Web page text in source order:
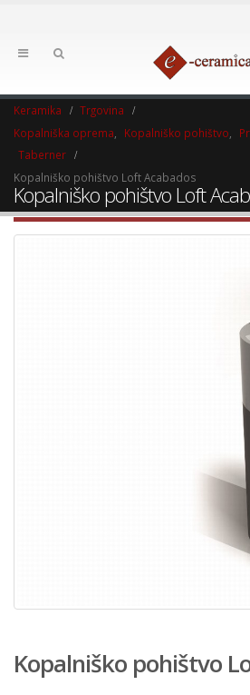
Keramika
Trgovina
Kopalniška oprema
Kopalniško pohištvo
Taberner
Kopalniško pohištvo Loft Acabados
Kopalniško pohištvo Loft
Kopalniško pohištvo